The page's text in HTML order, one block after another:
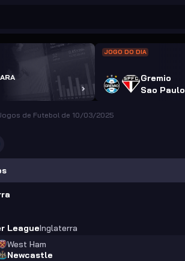
JOGO DO DIA
Gremio
Sao Paulo
de Futebol de 10/03/2025
LeagueInglaterra
West Ham
Newcastle